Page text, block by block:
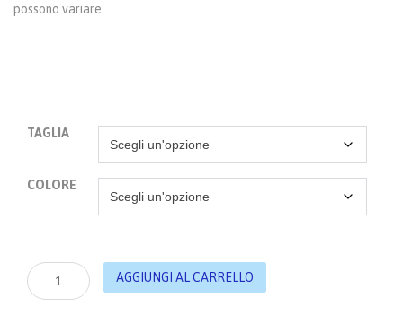
possono variare.
TAGLIA
COLORE
Juzo
Classic
AGGIUNGI AL CARRELLO